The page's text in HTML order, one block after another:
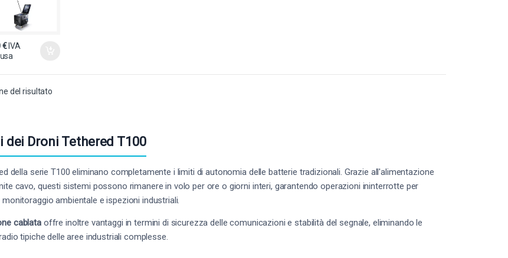
€IVA
del risultato
dei Droni Tethered T100
della serie T100 eliminano completamente i limiti di autonomia delle batterie tradizionali. Grazie all'alimentazione
cavo, questi sistemi possono rimanere in volo per ore o giorni interi, garantendo operazioni ininterrotte per
monitoraggio ambientale e ispezioni industriali.
cablataoffre inoltre vantaggi in termini di sicurezza delle comunicazioni e stabilità del segnale, eliminando le
tipiche delle aree industriali complesse.